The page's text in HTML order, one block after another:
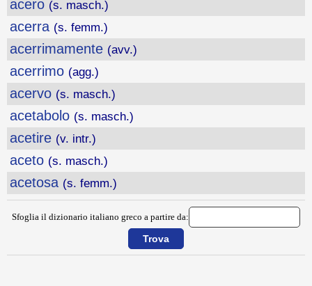
acero (s. masch.)
acerra (s. femm.)
acerrimamente (avv.)
acerrimo (agg.)
acervo (s. masch.)
acetabolo (s. masch.)
acetire (v. intr.)
aceto (s. masch.)
acetosa (s. femm.)
Sfoglia il dizionario italiano greco a partire da: